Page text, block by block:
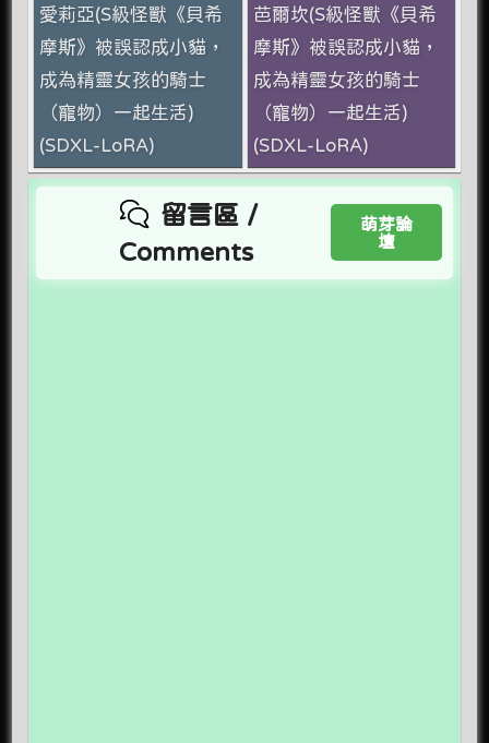
愛莉亞(S級怪獸《貝希
摩斯》被誤認成小貓，
成為精靈女孩的騎士
（寵物）一起生活)
(SDXL-LoRA)
芭爾坎(S級怪獸《貝希
摩斯》被誤認成小貓，
成為精靈女孩的騎士
（寵物）一起生活)
(SDXL-LoRA)
留言區 /
Comments
萌芽論
壇